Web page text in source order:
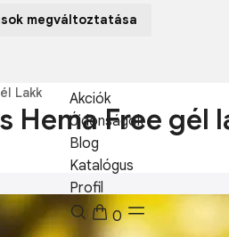
megváltoztatása
Fodrászcikk
Akciók
Újdonságok
Blog
Katalógus
Profil
0
Lakk
Hema Free gél